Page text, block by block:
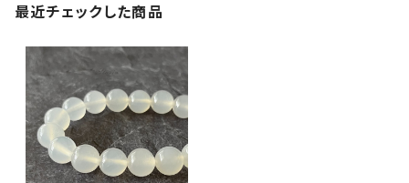
最近チェックした商品